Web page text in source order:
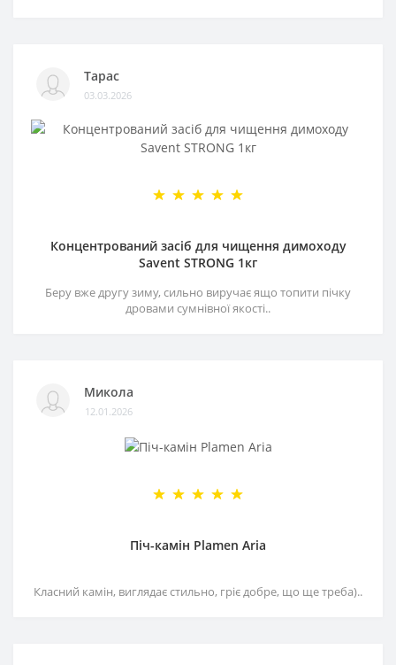
Тарас
03.03.2026
Концентрований засіб для чищення димоходу
Savent STRONG 1кг
Беру вже другу зиму, сильно виручає ящо топити пічку
дровами сумнівної якості..
Микола
12.01.2026
Піч-камін Plamen Aria
Класний камін, виглядає стильно, гріє добре, що ще треба)..